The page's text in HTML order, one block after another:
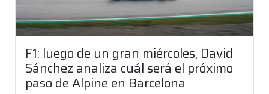
F1: luego de un gran miércoles, David
Sánchez analiza cuál será el próximo
paso de Alpine en Barcelona